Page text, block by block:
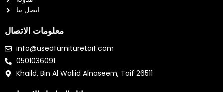
اتصل بنا
معلومات الاتصال
info@usedfurnituretaif.com
0501036091
Khaild, Bin Al Waliid Alnaseem, Taif 26511